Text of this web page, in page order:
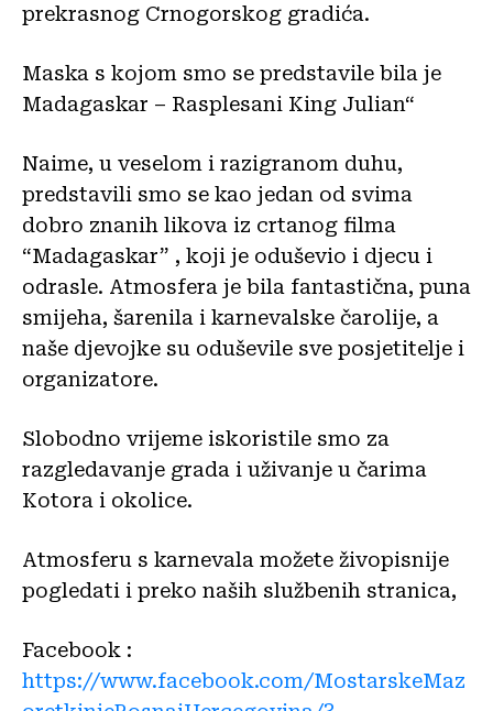
prekrasnog Crnogorskog gradića.
Maska s kojom smo se predstavile bila je
Madagaskar – Rasplesani King Julian“
Naime, u veselom i razigranom duhu,
predstavili smo se kao jedan od svima
dobro znanih likova iz crtanog filma
“Madagaskar” , koji je oduševio i djecu i
odrasle. Atmosfera je bila fantastična, puna
smijeha, šarenila i karnevalske čarolije, a
naše djevojke su oduševile sve posjetitelje i
organizatore.
Slobodno vrijeme iskoristile smo za
razgledavanje grada i uživanje u čarima
Kotora i okolice.
Atmosferu s karnevala možete živopisnije
pogledati i preko naših službenih stranica,
Facebook :
https://www.facebook.com/MostarskeMaz